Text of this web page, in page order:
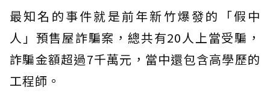
最知名的事件就是前年新竹爆發的「假中
人」預售屋詐騙案，總共有20人上當受騙，
詐騙金額超過7千萬元，當中還包含高學歷的
工程師。